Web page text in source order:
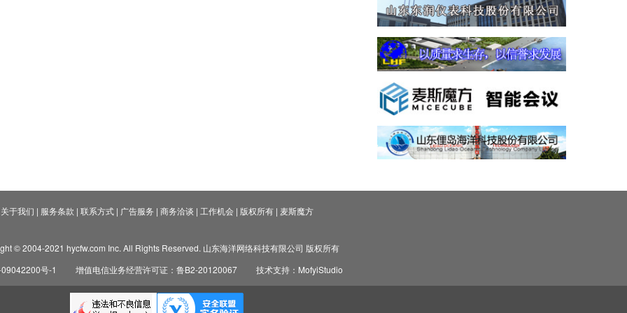
关于我们 | 服务条款 | 联系方式| 广告服务 | 商务洽谈 | 工作机会| 版权所有| 麦斯魔方
© 2004-2021 hycfw.com Inc. All Rights Reserved. 山东海洋网络科技有限公司 版权所有
号-1
增值电信业务经营许可证：鲁B2-20120067 技术支持：MofyiStudio